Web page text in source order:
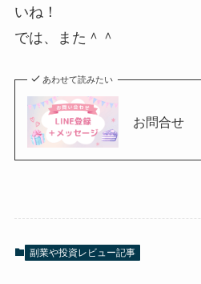
いね！
では、また＾＾
あわせて読みたい
お問合せ
副業や投資レビュー記事